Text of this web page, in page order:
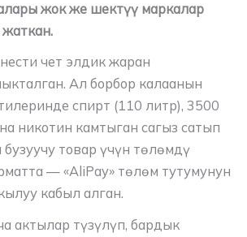
жок же шектүү маркалар
чет элдик жаран
Ал борбор калаанын
спирт (110 литр), 3500
никотин камтыган сагыз сатып
товар үчүн төлөмдү
— «AliPay» төлөм тутумунун
кабыл алган.
актылар түзүлүп, бардык